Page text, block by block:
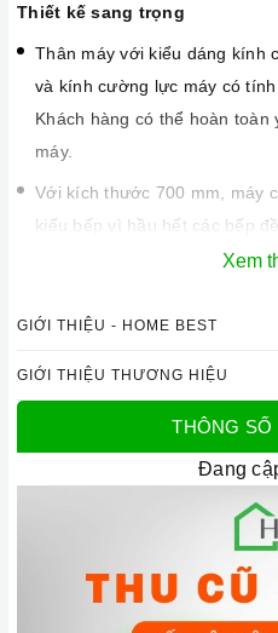
Thiết kế sang trọng
Thân máy với kiểu dáng kính
và kính cường lực máy có
Khách hàng có thể hoàn toàn
máy.
Với kích thước 700 mm, máy
kiểu bếp vì hầu hết các bếp
Máy phù hợp với nhữngXem
GIỚI THIỆU - HOME BEST
GIỚI THIỆU THƯƠNG HIỆU
THÔNG SỐ
Đang